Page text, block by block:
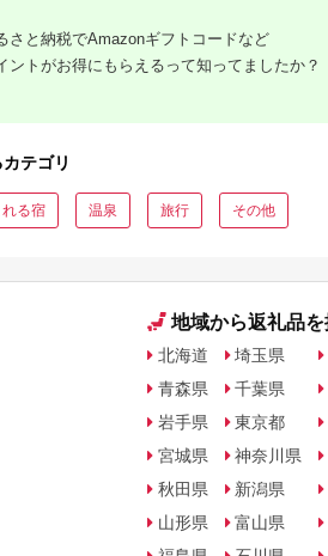
出典：ふるさとチョイ
300,000円_GI-
都城市) ゴルフ
ップ ゼクシオ スリク
ン クリーブランド
イブリッド ウエッ
出典：ふるさとチョイ
さと納税でAmazonギフトコードなど
ントがお得にもらえるって知ってましたか？
テゴリ
る宿 温泉 旅行 その他
地域から返礼品
北海道
青森県
岩手県
宮城県
秋田県
山形県
埼玉県
千葉県
東京都
神奈川県
新潟県
富山県